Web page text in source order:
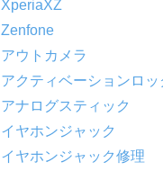
XperiaXZ
Zenfone
アウトカメラ
アクティベーションロッ
アナログスティック
イヤホンジャック
イヤホンジャック修理